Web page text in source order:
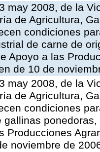
may 2008, de la
de Agricultura,
condiciones
de carne de
Apoyo a las
de 10 de
may 2008, de la
de Agricultura,
condiciones
gallinas
Producciones
noviembre de